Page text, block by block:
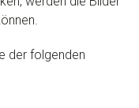
der folgenden